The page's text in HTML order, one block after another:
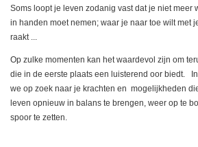
Soms loopt je leven zodanig vast dat je niet meer
in handen moet nemen; waar je naar toe wilt met
raakt ...
Op zulke momenten kan het waardevol zijn om
die in de eerste plaats een luisterend oor biedt.
we op zoek naar je krachten en mogelijkheden
leven opnieuw in balans te brengen, weer op te
spoor te zetten.